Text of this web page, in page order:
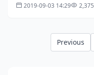
2019-09-03 14:29 2,375
Previous